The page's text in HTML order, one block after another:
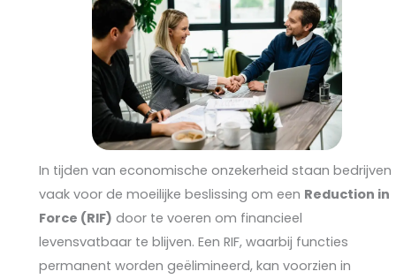
In tijden van economische onzekerheid staan bedrijven
vaak voor de moeilijke beslissing om een Reduction in
Force (RIF) door te voeren om financieel
levensvatbaar te blijven. Een RIF, waarbij functies
permanent worden geëlimineerd, kan voorzien in